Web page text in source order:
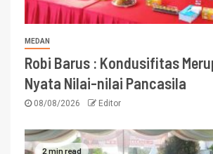
MEDAN
Robi Barus : Kondusifitas
Nyata Nilai-nilai Pancasila
08/08/2026 Editor
2 min read